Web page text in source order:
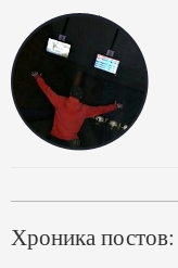
Хроника постов: